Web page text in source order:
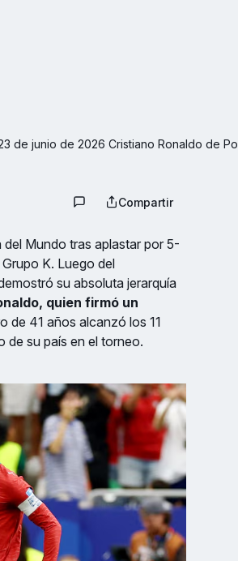
de junio de 2026 Cristiano Ronaldo de
Compartir
Mundo tras aplastar por 5-
K. Luego del
su absoluta jerarquía
quien firmó un
de 41 años alcanzó los 11
de su país en el torneo.